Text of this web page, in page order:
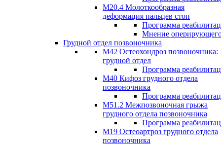
М20.4 Молоткообразная
деформация пальцев стоп
Программа
Мнение
Грудной отдел позвоночника
М42 Остеохондроз позвоночника:
грудной отдел
Программа
М40 Кифоз грудного отдела
позвоночника
Программа
M51.2 Межпозвоночная грыжа
грудного отдела позвоночника
Программа
М19 Остеоартроз грудного отдела
позвоночника